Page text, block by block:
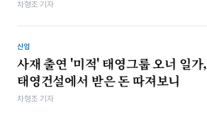
차형조 기자
산업
사재 출연 '미적' 태영그룹 오너 일가,
태영건설에서 받은 돈 따져보니
차형조 기자